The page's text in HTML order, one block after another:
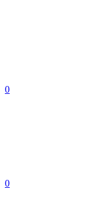
0
0